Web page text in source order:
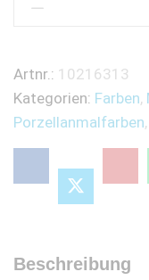
LINE
Dunkelblau
quantity
Artnr.: 10216313
Kategorien: Farben,
Porzellanmalfarben,
Beschreibung